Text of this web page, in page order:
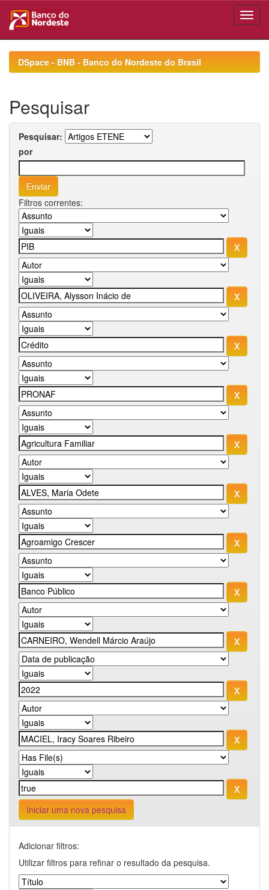
navigationDSpace - BNB - Banco do Nordeste do Brasil
Pesquisar
Pesquisar:
por
Filtros correntes:
Iniciar uma nova pesquisa
Adicionar filtros:
Utilizar filtros para refinar o resultado da pesquisa.